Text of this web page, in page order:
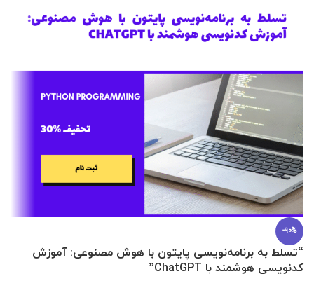
-90%
“تسلط به برنامه‌نویسی پایتون با هوش مصنوعی: آموزش
کدنویسی هوشمند با ChatGPT”